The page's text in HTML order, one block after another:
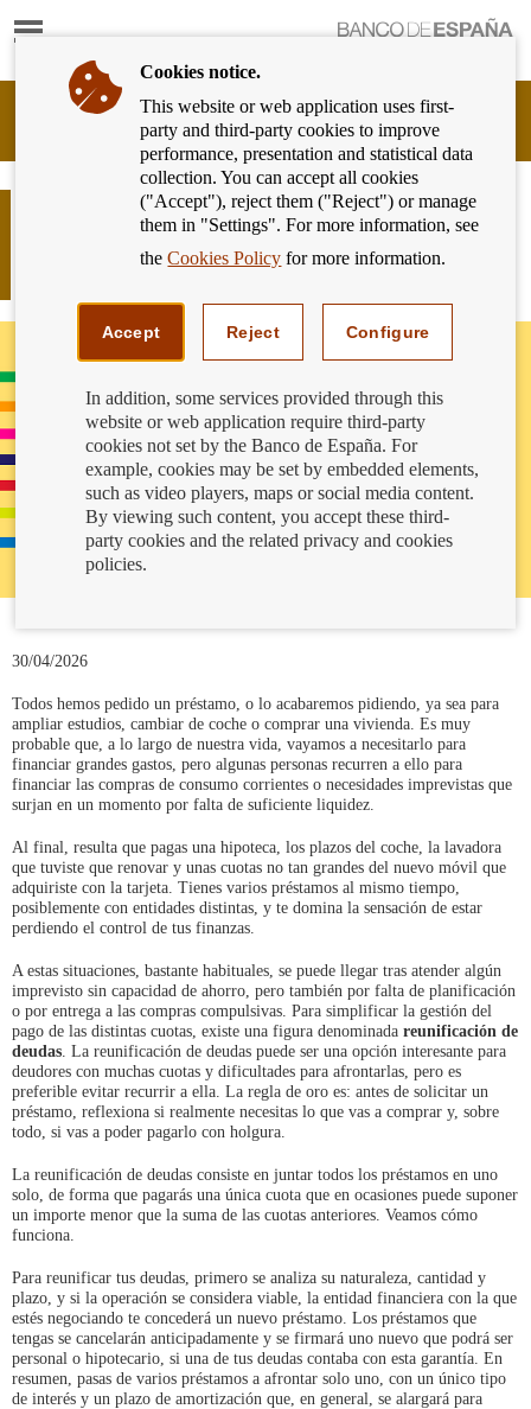
Show
Banking
Customer
Banco
España
Eurosystem,
La reunificación de deudas: calcula
bien las consecuencias antes de
30/04/2026
Todos hemos pedido un préstamo, o lo acabaremos pidiendo, ya sea para
ampliar estudios, cambiar de coche o comprar una vivienda. Es muy
probable que, a lo largo de nuestra vida, vayamos a necesitarlo para
financiar grandes gastos, pero algunas personas recurren a ello para
financiar las compras de consumo corrientes o necesidades imprevistas que
surjan en un momento por falta de suficiente liquidez.
Al final, resulta que pagas una hipoteca, los plazos del coche, la lavadora
que tuviste que renovar y unas cuotas no tan grandes del nuevo móvil que
adquiriste con la tarjeta. Tienes varios préstamos al mismo tiempo,
posiblemente con entidades distintas, y te domina la sensación de estar
perdiendo el control de tus finanzas.
A estas situaciones, bastante habituales, se puede llegar tras atender algún
imprevisto sin capacidad de ahorro, pero también por falta de planificación
o por entrega a las compras compulsivas. Para simplificar la gestión del
pago de las distintas cuotas, existe una figura denominada reunificación de
deudas. La reunificación de deudas puede ser una opción interesante para
deudores con muchas cuotas y dificultades para afrontarlas, pero es
preferible evitar recurrir a ella. La regla de oro es: antes de solicitar un
préstamo, reflexiona si realmente necesitas lo que vas a comprar y, sobre
todo, si vas a poder pagarlo con holgura.
La reunificación de deudas consiste en juntar todos los préstamos en uno
solo, de forma que pagarás una única cuota que en ocasiones puede suponer
un importe menor que la suma de las cuotas anteriores. Veamos cómo
funciona.
Para reunificar tus deudas, primero se analiza su naturaleza, cantidad y
plazo, y si la operación se considera viable, la entidad financiera con la que
estés negociando te concederá un nuevo préstamo. Los préstamos que
tengas se cancelarán anticipadamente y se firmará uno nuevo que podrá ser
personal o hipotecario, si una de tus deudas contaba con esta garantía. En
resumen, pasas de varios préstamos a afrontar solo uno, con un único tipo
de interés y un plazo de amortización que, en general, se alargará para
Cookies notice.
This website or web application uses first-
party and third-party cookies to improve
performance, presentation and statistical data
collection. You can accept all cookies
("Accept"), reject them ("Reject") or manage
them in "Settings". For more information, see
theCookies Policy for more information.
Accept Reject Configure
In addition, some services provided through this
website or web application require third-party
cookies not set by the Banco de España. For
example, cookies may be set by embedded elements,
such as video players, maps or social media content.
By viewing such content, you accept these third-
party cookies and the related privacy and cookies
policies.